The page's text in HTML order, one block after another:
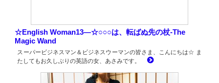
☆English Woman13―☆○○○は、転ばぬ先の杖-The
Magic Wand
スーパービジネスマン＆ビジネスウーマンの皆さま、こんにちは☆ ま
たしてもお久しぶりの英語の女、あさみです。